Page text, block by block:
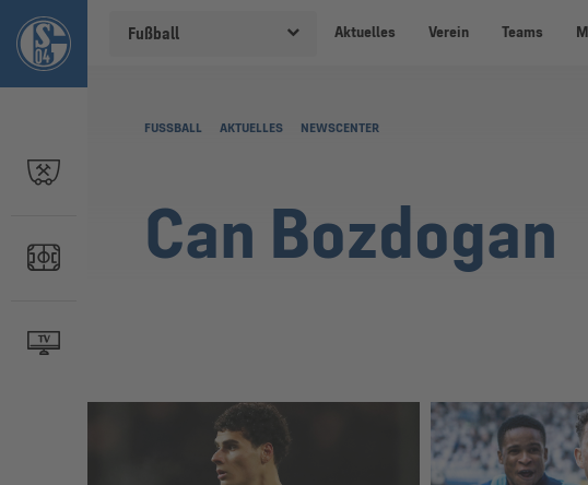
Fußball Aktuelles Verein Teams
FUSSBALL AKTUELLES NEWSCENTER
Can Bozdogan